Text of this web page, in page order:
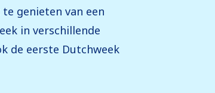
genieten van een
in verschillende
de eerste Dutchweek